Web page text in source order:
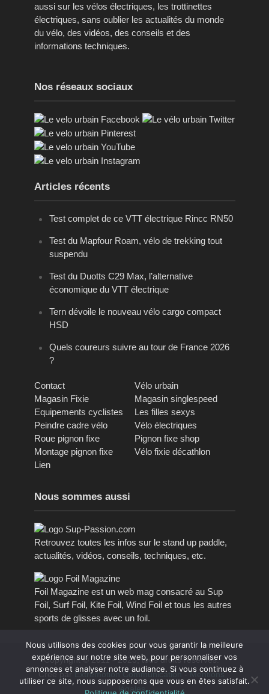
aussi sur les vélos électriques, les trottinettes
électriques, sans oublier les actualités du monde
du vélo, des vidéos, des conseils et des
informations techniques.
Nos réseaux sociaux
Articles récents
Test complet de ce VTT électrique Rincc RN50
Test du Mapfour Roam, vélo de trekking tout
suspendu
Test du Duotts C29 Max, l’alternative
économique du VTT électrique
Tern dévoile le nouveau vélo cargo compact
HSD
Quels coureurs suivre au tour de France 2026
?
Contact
Vélo urbain
Magasin Fixie
Magasin singlespeed
Equipements cyclistes
Les filles sexys
Peindre cadre vélo
Vélo électriques
Roue pignon fixe
Pignon fixe shop
Montage pignon fixe
Vélo fixie décathlon
Lien
Nous sommes aussi
Retrouvez toutes les infos sur le stand up paddle,
actualités, vidéos, conseils, techniques, etc.
Foil Magazine est un web mag consacré au Sup
Foil, Surf Foil, Kite Foil, Wind Foil et tous les autres
sports de glisses avec un foil.
Copyright © 2011 - 2023, tous droits réservés.
Créé par Extremotion Communication-Mentions
légales
Nous utilisons des cookies pour vous garantir la meilleure
expérience sur notre site web, pour personnaliser vos
annonces et analyser notre audiance. Si vous continuez à
utiliser ce site, nous supposerons que vous en êtes satisfait.